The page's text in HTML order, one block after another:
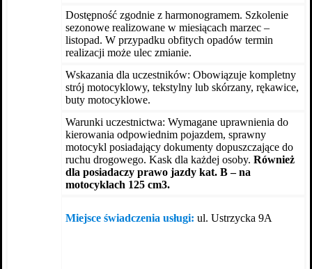
Dostępność zgodnie z harmonogramem. Szkolenie
sezonowe realizowane w miesiącach marzec –
listopad. W przypadku obfitych opadów termin
realizacji może ulec zmianie.
Wskazania dla uczestników: Obowiązuje kompletny
strój motocyklowy, tekstylny lub skórzany, rękawice,
buty motocyklowe.
Warunki uczestnictwa: Wymagane uprawnienia do
kierowania odpowiednim pojazdem, sprawny
motocykl posiadający dokumenty dopuszczające do
ruchu drogowego. Kask dla każdej osoby. Również
dla posiadaczy prawo jazdy kat. B – na
motocyklach 125 cm3.
Miejsce świadczenia usługi: ul. Ustrzycka 9A